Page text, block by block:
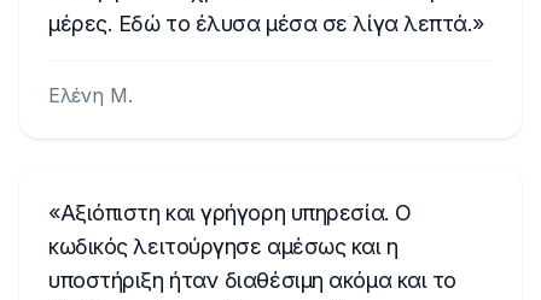
μέρες. Εδώ το έλυσα μέσα σε λίγα λεπτά.
Ελένη Μ.
Αξιόπιστη και γρήγορη υπηρεσία. Ο
κωδικός λειτούργησε αμέσως και η
υποστήριξη ήταν διαθέσιμη ακόμα και το